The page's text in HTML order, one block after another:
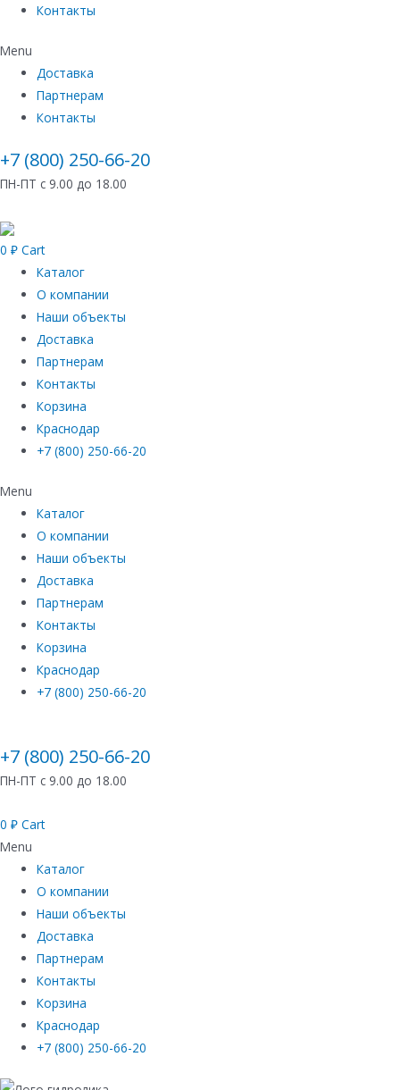
Контакты
Menu
Доставка
Партнерам
Контакты
+7 (800) 250-66-20
ПН-ПТ с 9.00 до 18.00
0 ₽ Cart
Каталог
О компании
Наши объекты
Доставка
Партнерам
Контакты
Корзина
Краснодар
+7 (800) 250-66-20
Menu
Каталог
О компании
Наши объекты
Доставка
Партнерам
Контакты
Корзина
Краснодар
+7 (800) 250-66-20
+7 (800) 250-66-20
ПН-ПТ с 9.00 до 18.00
0 ₽ Cart
Menu
Каталог
О компании
Наши объекты
Доставка
Партнерам
Контакты
Корзина
Краснодар
+7 (800) 250-66-20